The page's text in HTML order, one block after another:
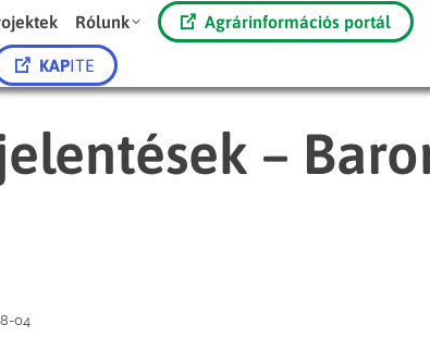
Rólunk Agrárinformációs portál
KAPITE
–
04